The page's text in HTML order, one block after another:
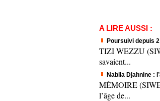
A LIRE AUSSI :
Poursuivi depuis
TIZI WEZZU
savaient...
Nabila Djahnine :
MÉMOIRE
l’âge de...